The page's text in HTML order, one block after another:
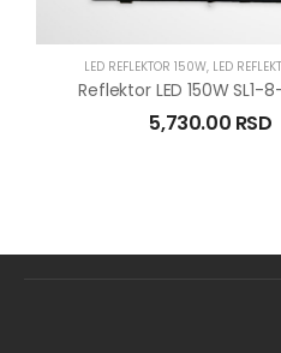
LED REFLEKTOR 150W, LED
Reflektor LED 150W SL1-
5,730.00 RSD